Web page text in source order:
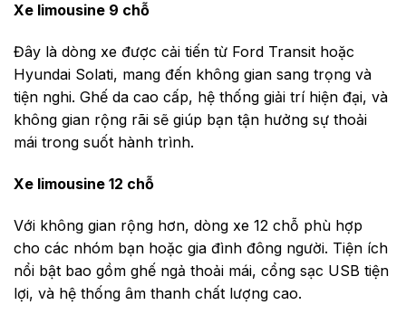
Xe limousine 9 chỗ
Đây là dòng xe được cải tiến từ Ford Transit hoặc
Hyundai Solati, mang đến không gian sang trọng và
tiện nghi. Ghế da cao cấp, hệ thống giải trí hiện đại, và
không gian rộng rãi sẽ giúp bạn tận hưởng sự thoải
mái trong suốt hành trình.
Xe limousine 12 chỗ
Với không gian rộng hơn, dòng xe 12 chỗ phù hợp
cho các nhóm bạn hoặc gia đình đông người. Tiện ích
nổi bật bao gồm ghế ngả thoải mái, cổng sạc USB tiện
lợi, và hệ thống âm thanh chất lượng cao.